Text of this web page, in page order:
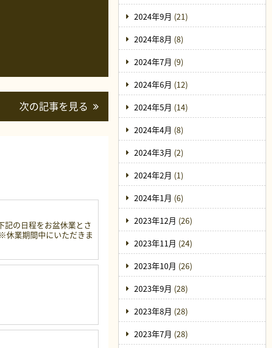
次の記事を見る
記の日程をお盆休業とさ
休業期間中にいただきま
2024年9月 (21)
2024年8月 (8)
2024年7月 (9)
2024年6月 (12)
2024年5月 (14)
2024年4月 (8)
2024年3月 (2)
2024年2月 (1)
2024年1月 (6)
2023年12月 (26)
2023年11月 (24)
2023年10月 (26)
2023年9月 (28)
2023年8月 (28)
2023年7月 (28)